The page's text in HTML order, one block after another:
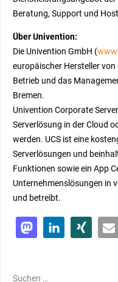
Beratung, Support und
Über Univention:
Die Univention GmbH (
europäischer Hersteller
Betrieb und das
Bremen.
Univention Corporate
Serverlösung in der Cloud
werden. UCS ist eine
Serverlösungen und
Funktionen sowie ein App
Unternehmenslösungen in
und betreibt.
Suchen